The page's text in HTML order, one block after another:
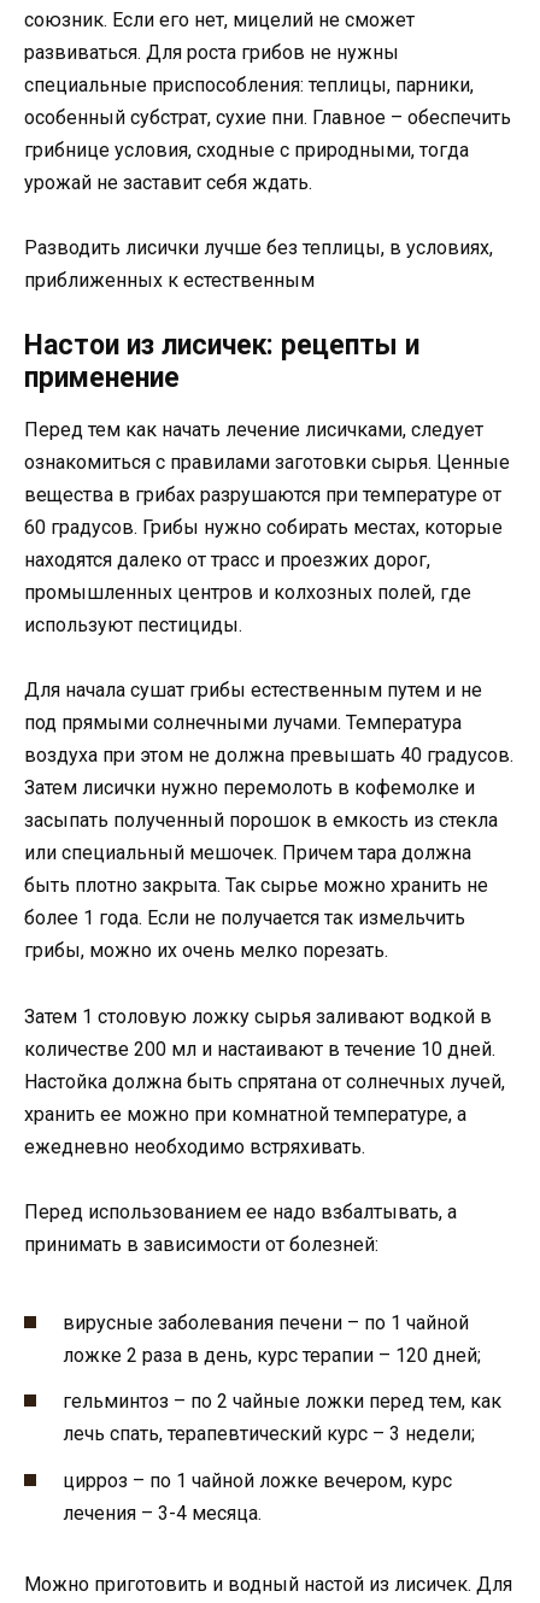
союзник. Если его нет, мицелий не сможет
развиваться. Для роста грибов не нужны
специальные приспособления: теплицы, парники,
особенный субстрат, сухие пни. Главное – обеспечить
грибнице условия, сходные с природными, тогда
урожай не заставит себя ждать.
Разводить лисички лучше без теплицы, в условиях,
приближенных к естественным
Настои из лисичек: рецепты и
применение
Перед тем как начать лечение лисичками, следует
ознакомиться с правилами заготовки сырья. Ценные
вещества в грибах разрушаются при температуре от
60 градусов. Грибы нужно собирать местах, которые
находятся далеко от трасс и проезжих дорог,
промышленных центров и колхозных полей, где
используют пестициды.
Для начала сушат грибы естественным путем и не
под прямыми солнечными лучами. Температура
воздуха при этом не должна превышать 40 градусов.
Затем лисички нужно перемолоть в кофемолке и
засыпать полученный порошок в емкость из стекла
или специальный мешочек. Причем тара должна
быть плотно закрыта. Так сырье можно хранить не
более 1 года. Если не получается так измельчить
грибы, можно их очень мелко порезать.
Затем 1 столовую ложку сырья заливают водкой в
количестве 200 мл и настаивают в течение 10 дней.
Настойка должна быть спрятана от солнечных лучей,
хранить ее можно при комнатной температуре, а
ежедневно необходимо встряхивать.
Перед использованием ее надо взбалтывать, а
принимать в зависимости от болезней:
вирусные заболевания печени – по 1 чайной
ложке 2 раза в день, курс терапии – 120 дней;
гельминтоз – по 2 чайные ложки перед тем, как
лечь спать, терапевтический курс – 3 недели;
цирроз – по 1 чайной ложке вечером, курс
лечения – 3-4 месяца.
Можно приготовить и водный настой из лисичек. Для